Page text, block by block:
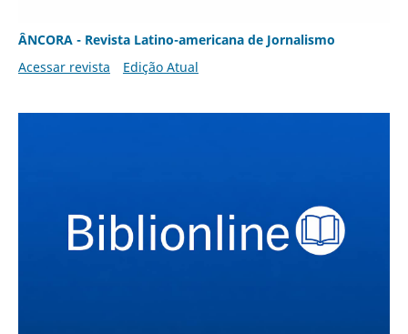
ÂNCORA - Revista Latino-americana de Jornalismo
Acessar revista
Edição Atual